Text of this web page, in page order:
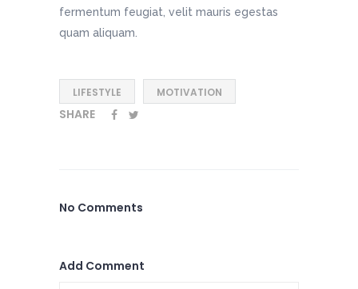
fermentum feugiat, velit mauris egestas
quam aliquam.
LIFESTYLE MOTIVATION
SHARE
No Comments
Add Comment